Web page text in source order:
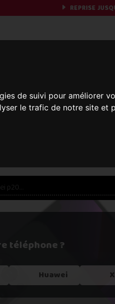
de suivi pour améliorer
le trafic de notre site et
REPRISE
Et si on
offres... veuillez
!
téléphone ?
Huawei